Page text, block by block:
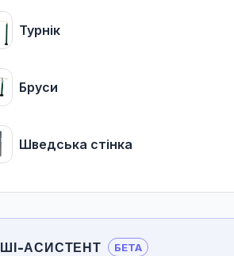
Турнік
Бруси
Шведська стінка
ШІ-АСИСТЕНТ БЕТА